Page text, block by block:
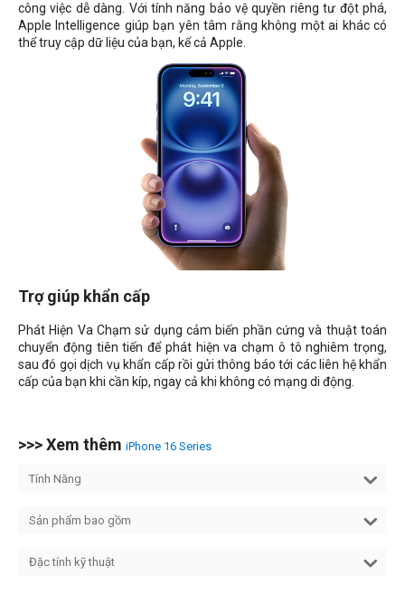
công việc dễ dàng. Với tính năng bảo vệ quyền riêng tư đột phá,
Apple Intelligence giúp bạn yên tâm rằng không một ai khác có
thể truy cập dữ liệu của bạn, kể cả Apple.
Trợ giúp khẩn cấp
Phát Hiện Va Chạm sử dụng cảm biến phần cứng và thuật toán
chuyển động tiên tiến để phát hiện va chạm ô tô nghiêm trọng,
sau đó gọi dịch vụ khẩn cấp rồi gửi thông báo tới các liên hệ khẩn
cấp của bạn khi cần kíp, ngay cả khi không có mạng di động.
>>> Xem thêm iPhone 16 Series
Tính Năng
Sản phẩm bao gồm
Đặc tính kỹ thuật